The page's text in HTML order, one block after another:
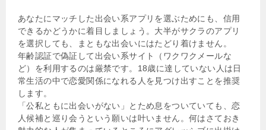
あなたにマッチした出会い系アプリを選ぶためにも、信用
できるかどうかに着目しましょう。大半がサクラのアプリ
を選択しても、まともな出会いにはたどり着けません。
年齢認証で偽証して出会い系サイト（ワクワクメールな
ど）を利用するのは厳禁です。18歳に達していない人は日
常生活の中で恋愛関係になれる人を見つけ出すことを推奨
します。
「公私ともに出会いがない」とため息をついていても、恋
人候補と巡り会うという願いは叶いません。何はさておき